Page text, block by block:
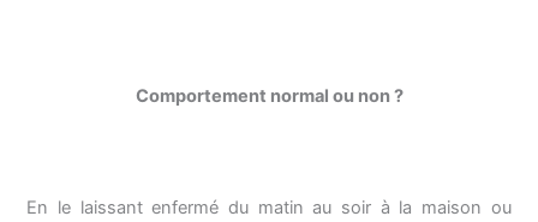
Comportement normal ou non ?
En le laissant enfermé du matin au soir à la maison ou